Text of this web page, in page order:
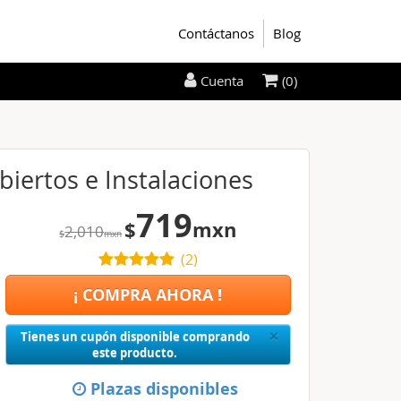
Contáctanos Blog
e Instalaciones
$2,010mxn $719mxn
(2)
¡ COMPRA AHORA !
×Close
Tienes un cupón disponible comprando
este producto.
Plazas disponibles
Cuenta (0)